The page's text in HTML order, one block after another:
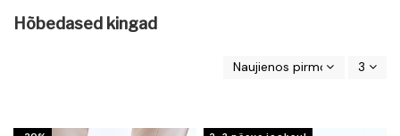
Hõbedased kingad
Naujienos pirmos 3